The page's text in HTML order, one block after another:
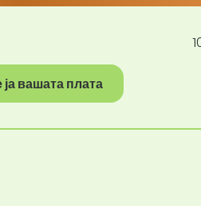
вашата плата